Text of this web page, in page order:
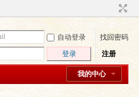
自动登录
找回密码
登录 注册
我的中心